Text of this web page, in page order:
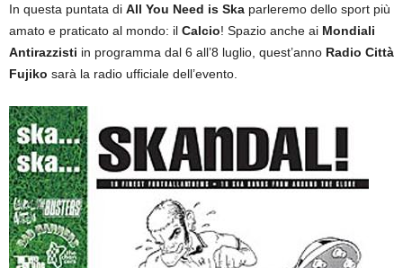
In questa puntata di All You Need is Ska parleremo dello sport più
amato e praticato al mondo: il Calcio! Spazio anche ai Mondiali
Antirazzisti in programma dal 6 all’8 luglio, quest’anno Radio Città
Fujiko sarà la radio ufficiale dell’evento.